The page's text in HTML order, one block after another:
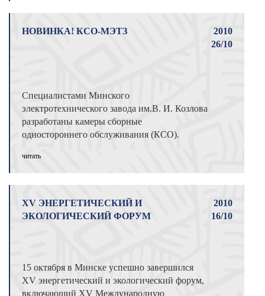
НОВИНКА! КСО-МЭТЗ
2010
26/10
Специалистами Минского
электротехнического завода им.В. И. Козлова
разработаны камеры сборные
одностороннего обслуживания (КСО).
читать
XV ЭНЕРГЕТИЧЕСКИЙ И
ЭКОЛОГИЧЕСКИЙ ФОРУМ
2010
16/10
15 октября в Минске успешно завершился
XV энергетический и экологический форум,
включающий XV Международную